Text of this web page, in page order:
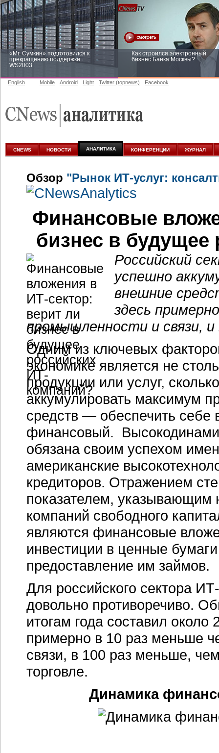
«Mr. Сумкин» подготовился к
прекращению поддержки
WS2003
Как строился электронный
бизнес Банка Москвы?
аналитике
English Mobile Android Light Twitter (topnews) Facebook
CNEWS НОВОСТИ АНАЛИТИКА КОНФЕРЕНЦИИ ЖУРНАЛ
Обзор "Рынок ИТ-услуг:
Финансовые
бизнес в будущее
Российский
успешно
внешние
здесь
промышленности и связи,
Одним из ключевых
экономике является не
продукции или услуг,
аккумулировать максимум
средств — обеспечить
финансовый.
обязана своим успехом
американские
кредиторов. Отражением
показателем,
компаний свободного
являются финансовые
инвестиции в ценные
предоставление им займов.
Для российского сектора
довольно противоречиво.
итогам года составил
примерно в 10 раз меньше
связи, в 100 раз меньше,
торговле.
Динамика